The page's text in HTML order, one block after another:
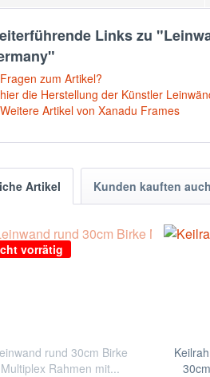
Links zu
Fragen zum Artikel?
hier die Herstellung der Künstler
Weitere Artikel von Xanadu Frames
Artikel Kunden kauften auch
vorrätig
rund 30cm Birke
Multiplex Rahmen mit...